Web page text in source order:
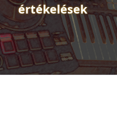
értékelések